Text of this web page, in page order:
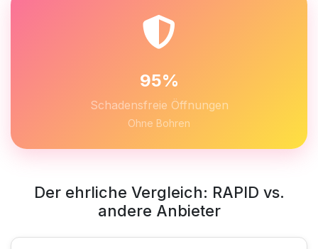
95%
Schadensfreie Öffnungen
Ohne Bohren
Der ehrliche Vergleich: RAPID vs.
andere Anbieter